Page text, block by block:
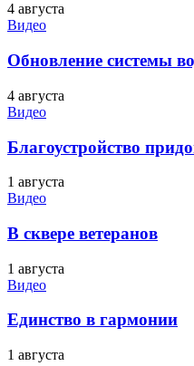
4 августа
Видео
Обновление системы
4 августа
Видео
Благоустройство
1 августа
Видео
В сквере ветеранов
1 августа
Видео
Единство в гармонии
1 августа